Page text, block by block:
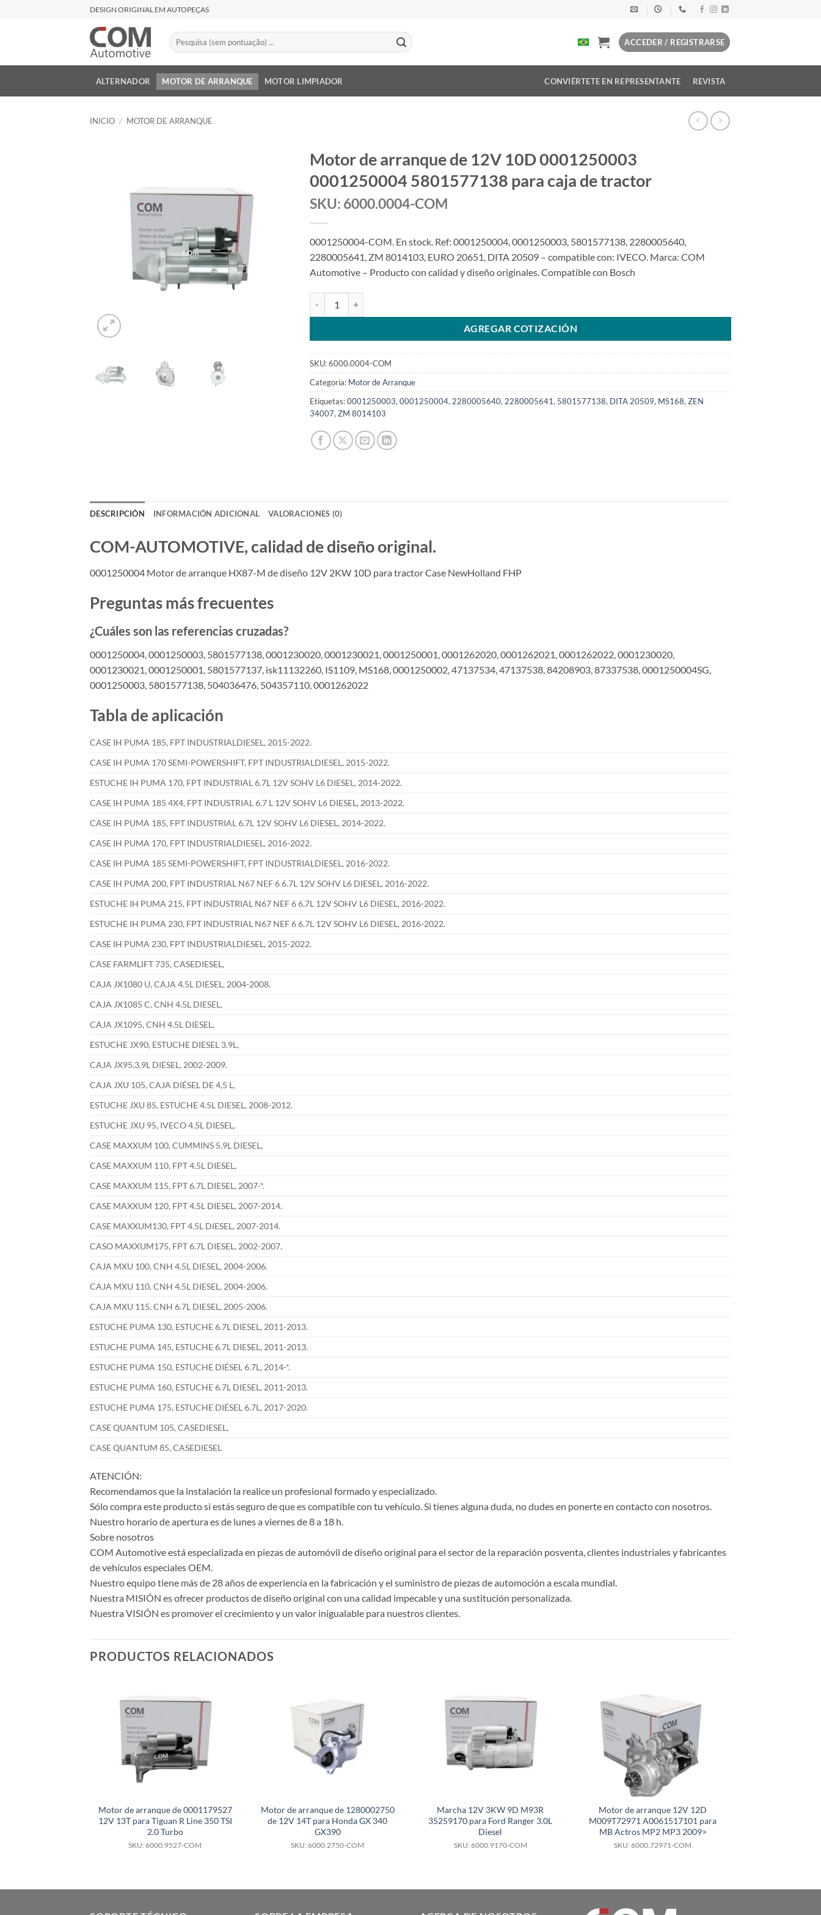
DESIGN ORIGINAL EM AUTOPEÇAS
Buscar
por:
ACCEDER / REGISTRARSE
ALTERNADOR MOTOR DE ARRANQUE MOTOR LIMPIADOR CONVIÉRTETE EN REPRESENTANTE REVISTA
INICIO / MOTOR DE ARRANQUE
Motor de arranque de 12V 10D 0001250003
0001250004 5801577138 para caja de tractor
SKU: 6000.0004-COM
0001250004-COM. En stock. Ref: 0001250004, 0001250003, 5801577138, 2280005640,
2280005641, ZM 8014103, EURO 20651, DITA 20509 – compatible con: IVECO. Marca: COM
Automotive – Producto con calidad y diseño originales. Compatible con Bosch
AGREGAR COTIZACIÓN
SKU:6000.0004-COM
Categoría: Motor de Arranque
Etiquetas:0001250003, 0001250004, 2280005640, 2280005641, 5801577138, DITA 20509, MS168, ZEN
34007, ZM 8014103
DESCRIPCIÓN INFORMACIÓN ADICIONAL VALORACIONES (0)
COM-AUTOMOTIVE, calidad de diseño original.
0001250004 Motor de arranque HX87-M de diseño 12V 2KW 10D para tractor Case NewHolland FHP
Preguntas más frecuentes
¿Cuáles son las referencias cruzadas?
0001250004, 0001250003, 5801577138, 0001230020, 0001230021, 0001250001, 0001262020, 0001262021, 0001262022, 0001230020,
0001230021, 0001250001, 5801577137, isk11132260, IS1109, MS168, 0001250002, 47137534, 47137538, 84208903, 87337538, 0001250004SG,
0001250003, 5801577138, 504036476, 504357110, 0001262022
Tabla de aplicación
CASE IH PUMA 185, FPT INDUSTRIALDIESEL, 2015-2022.
CASE IH PUMA 170 SEMI-POWERSHIFT, FPT INDUSTRIALDIESEL, 2015-2022.
ESTUCHE IH PUMA 170, FPT INDUSTRIAL 6.7L 12V SOHV L6 DIESEL, 2014-2022.
CASE IH PUMA 185 4X4, FPT INDUSTRIAL 6.7 L 12V SOHV L6 DIESEL, 2013-2022.
CASE IH PUMA 185, FPT INDUSTRIAL 6.7L 12V SOHV L6 DIESEL, 2014-2022.
CASE IH PUMA 170, FPT INDUSTRIALDIESEL, 2016-2022.
CASE IH PUMA 185 SEMI-POWERSHIFT, FPT INDUSTRIALDIESEL, 2016-2022.
CASE IH PUMA 200, FPT INDUSTRIAL N67 NEF 6 6.7L 12V SOHV L6 DIESEL, 2016-2022.
ESTUCHE IH PUMA 215, FPT INDUSTRIAL N67 NEF 6 6.7L 12V SOHV L6 DIESEL, 2016-2022.
ESTUCHE IH PUMA 230, FPT INDUSTRIAL N67 NEF 6 6.7L 12V SOHV L6 DIESEL, 2016-2022.
CASE IH PUMA 230, FPT INDUSTRIALDIESEL, 2015-2022.
CASE FARMLIFT 735, CASEDIESEL,
CAJA JX1080 U, CAJA 4.5L DIESEL, 2004-2008.
CAJA JX1085 C, CNH 4.5L DIESEL,
CAJA JX1095, CNH 4.5L DIESEL,
ESTUCHE JX90, ESTUCHE DIESEL 3.9L,
CAJA JX95,3.9L DIESEL, 2002-2009.
CAJA JXU 105, CAJA DIÉSEL DE 4,5 L,
ESTUCHE JXU 85, ESTUCHE 4.5L DIESEL, 2008-2012.
ESTUCHE JXU 95, IVECO 4.5L DIESEL,
CASE MAXXUM 100, CUMMINS 5.9L DIESEL,
CASE MAXXUM 110, FPT 4.5L DIESEL,
CASE MAXXUM 115, FPT 6.7L DIESEL, 2007-*.
CASE MAXXUM 120, FPT 4.5L DIESEL, 2007-2014.
CASE MAXXUM130, FPT 4.5L DIESEL, 2007-2014.
CASO MAXXUM175, FPT 6.7L DIESEL, 2002-2007.
CAJA MXU 100, CNH 4.5L DIESEL, 2004-2006.
CAJA MXU 110, CNH 4.5L DIESEL, 2004-2006.
CAJA MXU 115, CNH 6.7L DIESEL, 2005-2006.
ESTUCHE PUMA 130, ESTUCHE 6.7L DIESEL, 2011-2013.
ESTUCHE PUMA 145, ESTUCHE 6.7L DIESEL, 2011-2013.
ESTUCHE PUMA 150, ESTUCHE DIÉSEL 6.7L, 2014-*.
ESTUCHE PUMA 160, ESTUCHE 6.7L DIESEL, 2011-2013.
ESTUCHE PUMA 175, ESTUCHE DIÉSEL 6.7L, 2017-2020.
CASE QUANTUM 105, CASEDIESEL,
CASE QUANTUM 85, CASEDIESEL
ATENCIÓN:
Recomendamos que la instalación la realice un profesional formado y especializado.
Sólo compra este producto si estás seguro de que es compatible con tu vehículo. Si tienes alguna duda, no dudes en ponerte en contacto con nosotros.
Nuestro horario de apertura es de lunes a viernes de 8 a 18 h.
Sobre nosotros
COM Automotive está especializada en piezas de automóvil de diseño original para el sector de la reparación posventa, clientes industriales y fabricantes
de vehículos especiales OEM.
Nuestro equipo tiene más de 28 años de experiencia en la fabricación y el suministro de piezas de automoción a escala mundial.
Nuestra MISIÓN es ofrecer productos de diseño original con una calidad impecable y una sustitución personalizada.
Nuestra VISIÓN es promover el crecimiento y un valor inigualable para nuestros clientes.
PRODUCTOS RELACIONADOS
Motor de arranque de 0001179527
12V 13T para Tiguan R Line 350 TSI
2.0 Turbo
SKU: 6000.9527-COM
Motor de arranque de 1280002750
de 12V 14T para Honda GX 340
GX390
SKU: 6000.2750-COM
Marcha 12V 3KW 9D M93R
35259170 para Ford Ranger 3.0L
Diesel
SKU: 6000.9170-COM
Motor de arranque 12V 12D
M009T72971 A0061517101 para
MB Actros MP2 MP3 2009>
SKU: 6000.72971-COM